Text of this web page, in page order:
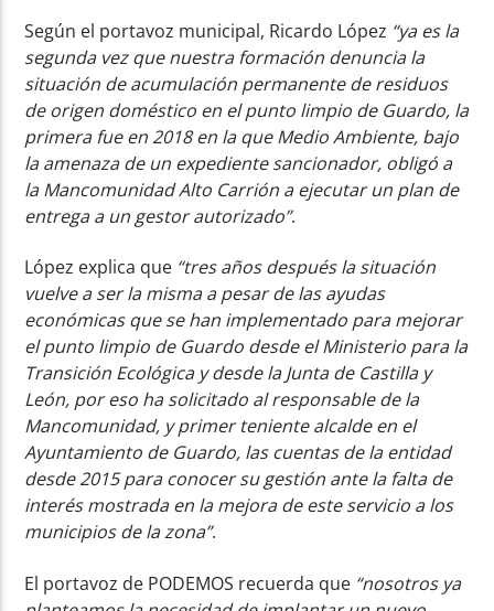
Según el portavoz municipal, Ricardo López “ya es la
segunda vez que nuestra formación denuncia la
situación de acumulación permanente de residuos
de origen doméstico en el punto limpio de Guardo, la
primera fue en 2018 en la que Medio Ambiente, bajo
la amenaza de un expediente sancionador, obligó a
la Mancomunidad Alto Carrión a ejecutar un plan de
entrega a un gestor autorizado”.
López explica que “tres años después la situación
vuelve a ser la misma a pesar de las ayudas
económicas que se han implementado para mejorar
el punto limpio de Guardo desde el Ministerio para la
Transición Ecológica y desde la Junta de Castilla y
León, por eso ha solicitado al responsable de la
Mancomunidad, y primer teniente alcalde en el
Ayuntamiento de Guardo, las cuentas de la entidad
desde 2015 para conocer su gestión ante la falta de
interés mostrada en la mejora de este servicio a los
municipios de la zona”.
El portavoz de PODEMOS recuerda que “nosotros ya